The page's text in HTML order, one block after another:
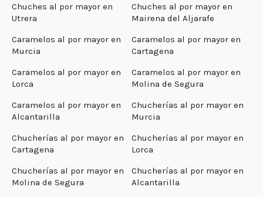
Chuches al por mayor en
Utrera
Chuches al por mayor en
Mairena del Aljarafe
Caramelos al por mayor en
Murcia
Caramelos al por mayor en
Cartagena
Caramelos al por mayor en
Lorca
Caramelos al por mayor en
Molina de Segura
Caramelos al por mayor en
Alcantarilla
Chucherías al por mayor en
Murcia
Chucherías al por mayor en
Cartagena
Chucherías al por mayor en
Lorca
Chucherías al por mayor en
Molina de Segura
Chucherías al por mayor en
Alcantarilla